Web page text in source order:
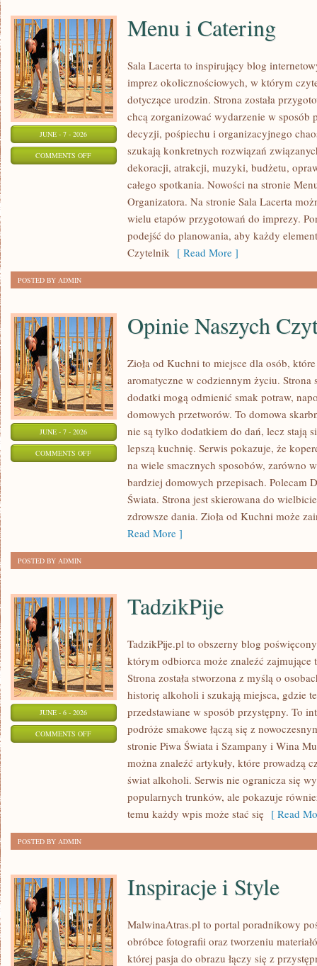
JUNE - 7 - 2026
COMMENTS OFFON
Menu i Catering
Sala Lacerta to inspirujący blog
imprez okolicznościowych, w którym
dotyczące urodzin. Strona została
chcą zorganizować wydarzenie w sposób
decyzji, pośpiechu i organizacyjnego
szukają konkretnych rozwiązań
dekoracji, atrakcji, muzyki, budżetu,
całego spotkania. Nowości na stronie
Organizatora. Na stronie Sala Lacerta
wielu etapów przygotowań do imprezy.
podejść do planowania, aby każdy
Czytelnik [ Read More ]
POSTED BY ADMIN
JUNE - 7 - 2026
COMMENTS OFFON
CZYTELNIKÓW
Opinie Naszych
Zioła od Kuchni to miejsce dla osób,
aromatyczne w codziennym życiu.
dodatki mogą odmienić smak potraw,
domowych przetworów. To domowa
nie są tylko dodatkiem do dań, lecz stają
lepszą kuchnię. Serwis pokazuje, że
na wiele smacznych sposobów, zarówno
bardziej domowych przepisach. Polecam
Świata. Strona jest skierowana do
zdrowsze dania. Zioła od Kuchni może
Read More ]
POSTED BY ADMIN
JUNE - 6 - 2026
COMMENTS OFFON
TADZIKPIJE
TadzikPije
TadzikPije.pl to obszerny blog
którym odbiorca może znaleźć zajmujące
Strona została stworzona z myślą o
historię alkoholi i szukają miejsca, gdzie
przedstawiane w sposób przystępny. To
podróże smakowe łączą się z
stronie Piwa Świata i Szampany i Wina
można znaleźć artykuły, które prowadzą
świat alkoholi. Serwis nie ogranicza się
popularnych trunków, ale pokazuje
temu każdy wpis może stać się [ Read
POSTED BY ADMIN
Inspiracje i Style
MalwinaAtras.pl to portal poradnikowy
obróbce fotografii oraz tworzeniu
której pasja do obrazu łączy się z